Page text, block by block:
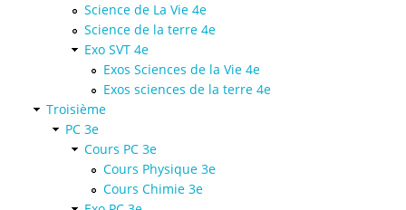
Science de La Vie 4e
Science de la terre 4e
Exo SVT 4e
Exos Sciences de la Vie 4e
Exos sciences de la terre 4e
Troisième
PC 3e
Cours PC 3e
Cours Physique 3e
Cours Chimie 3e